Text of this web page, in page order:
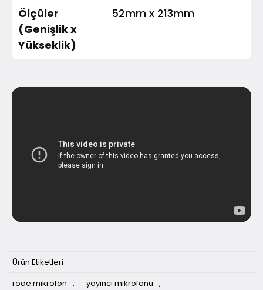
Ölçüler
(Genişlik x
Yükseklik)
52mm x 213mm
Ürün Etiketleri
rode mikrofon , yayıncı mikrofonu ,